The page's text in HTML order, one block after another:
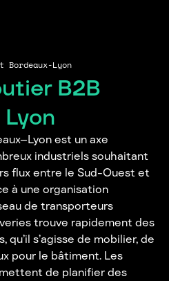
Bordeaux-Lyon
B2B
est un axe
industriels souhaitant
flux entre le Sud-Ouest et
à une organisation
de transporteurs
trouve rapidement des
qu’il s’agisse de mobilier, de
pour le bâtiment. Les
de planifier des